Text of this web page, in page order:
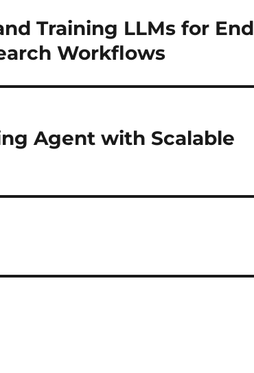
Training LLMs for
Workflows
Agent with Scalable